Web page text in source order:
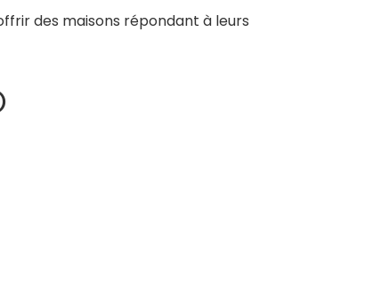
des maisons répondant à leurs